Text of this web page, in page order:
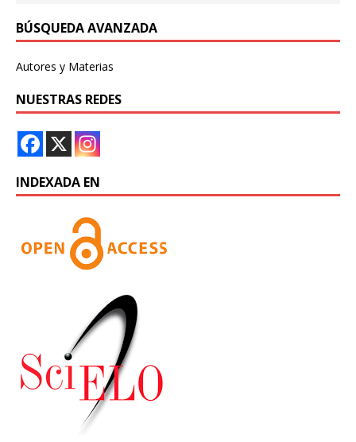
BÚSQUEDA AVANZADA
Autores y Materias
NUESTRAS REDES
INDEXADA EN